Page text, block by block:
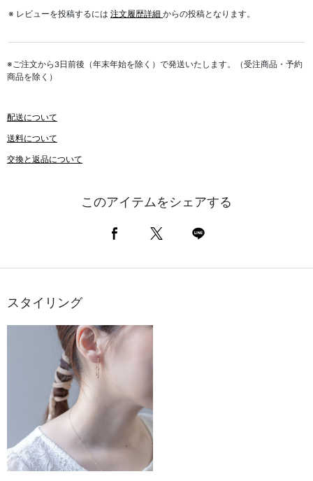
※ レビューを投稿するには 注文履歴詳細 からの投稿となります。
※ご注文から3日前後（年末年始を除く）で発送いたします。（受注商品・予約
商品を除く）
配送について
送料について
交換と返品について
このアイテムをシェアする
スタイリング